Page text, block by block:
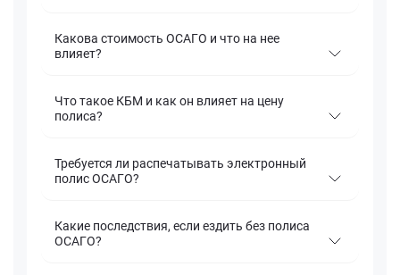
Какова стоимость ОСАГО и что на нее
влияет?
Что такое КБМ и как он влияет на цену
полиса?
Требуется ли распечатывать электронный
полис ОСАГО?
Какие последствия, если ездить без полиса
ОСАГО?